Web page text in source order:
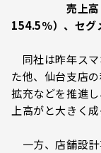
売上高 15
154.5％）、セ
同社は昨年スマ
た他、仙台支店
拡充などを推進
上高がと大きく成
一方、店舗設計